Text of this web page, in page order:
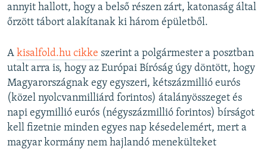
annyit hallott, hogy a belső részen zárt, katonaság által
őrzött tábort alakítanak ki három épületből.
A kisalfold.hu cikke szerint a polgármester a posztban
utalt arra is, hogy az Európai Bíróság úgy döntött, hogy
Magyarországnak egy egyszeri, kétszázmillió eurós
(közel nyolcvanmilliárd forintos) átalányösszeget és
napi egymillió eurós (négyszázmillió forintos) bírságot
kell fizetnie minden egyes nap késedelemért, mert a
magyar kormány nem hajlandó menekülteket